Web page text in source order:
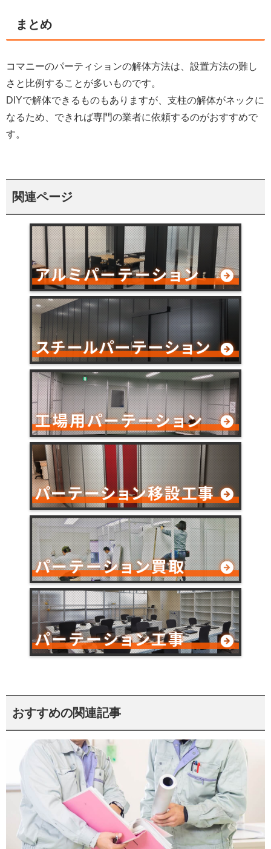
まとめ
コマニーのパーティションの解体方法は、設置方法の難し
さと比例することが多いものです。
DIYで解体できるものもありますが、支柱の解体がネックに
なるため、できれば専門の業者に依頼するのがおすすめで
す。
関連ページ
おすすめの関連記事